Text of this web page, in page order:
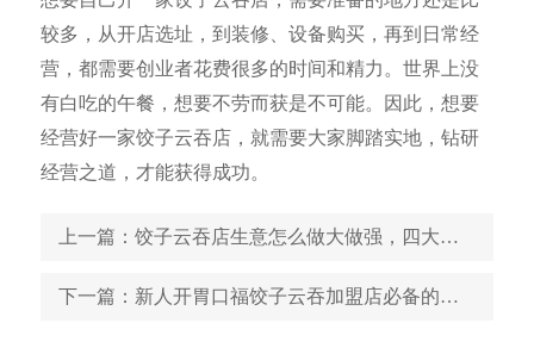
较多，从开店选址，到装修、设备购买，再到日常经
营，都需要创业者花费很多的时间和精力。世界上没
有白吃的午餐，想要不劳而获是不可能。因此，想要
经营好一家饺子云吞店，就需要大家脚踏实地，钻研
经营之道，才能获得成功。
上一篇 ：饺子云吞店生意怎么做大做强，四大经营技巧帮你做到
下一篇 ：新人开胃口福饺子云吞加盟店必备的几项技能